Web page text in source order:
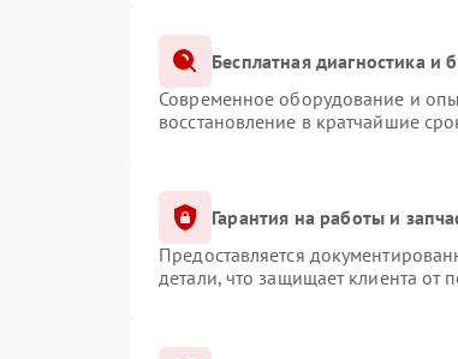
Бесплатная диагностика и
Современное оборудование и
восстановление в кратчайшие
Гарантия на работы и
Предоставляется
детали, что защищает клиента от